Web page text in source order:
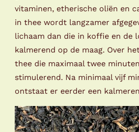
vitaminen, etherische oliën en
in thee wordt langzamer
lichaam dan die in koffie en de
kalmerend op de maag. Over
thee die maximaal twee
stimulerend. Na minimaal vijf
ontstaat er eerder een